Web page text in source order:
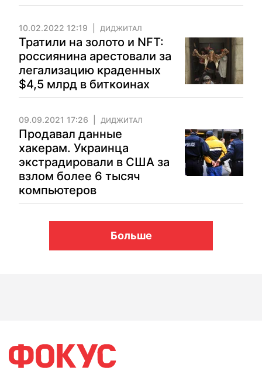
10.02.2022 12:19 ДИДЖИТАЛ
Тратили на золото и NFT:
россиянина арестовали за
легализацию краденных
$4,5 млрд в биткоинах
09.09.2021 17:26 ДИДЖИТАЛ
Продавал данные
хакерам. Украинца
экстрадировали в США за
взлом более 6 тысяч
компьютеров
Больше